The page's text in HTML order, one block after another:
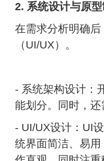
2. 系统设计与原型
在需求分析明确
（UI/UX） 。
- 系统架构设计：
能划分。同时，
- UI/UX设计：UI
统界面简洁、易